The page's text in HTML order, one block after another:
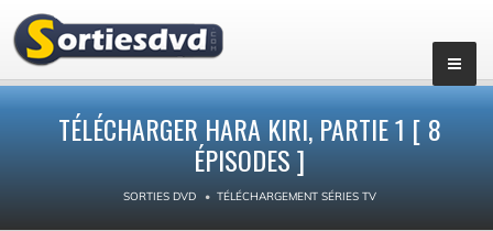
TÉLÉCHARGER HARA KIRI, PARTIE 1 [ 8
ÉPISODES ]
SORTIES DVD TÉLÉCHARGEMENT SÉRIES TV